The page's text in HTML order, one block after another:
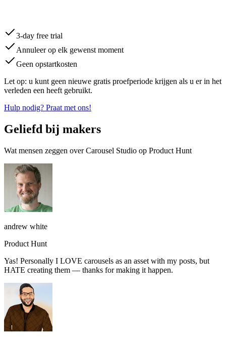
3-day free trial
Annuleer op elk gewenst moment
Geen opstartkosten
Let op: u kunt geen nieuwe gratis proefperiode krijgen als u er in het
verleden een heeft gebruikt.
Hulp nodig? Praat met ons!
Geliefd bij makers
Wat mensen zeggen over Carousel Studio op Product Hunt
andrew white
Product Hunt
Yas! Personally I LOVE carousels as an asset with my posts, but
HATE creating them — thanks for making it happen.